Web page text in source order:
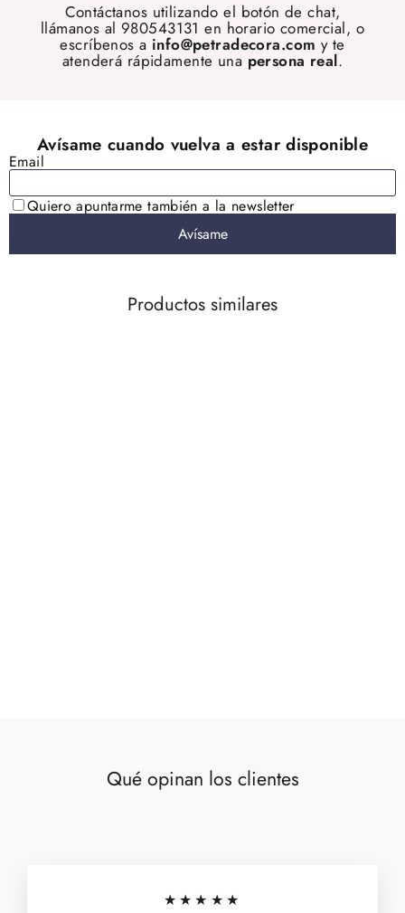
Contáctanos utilizando el botón de chat,
llámanos al 980543131 en horario comercial, o
escríbenos a info@petradecora.com y te
atenderá rápidamente una persona real.
Productos similares
Qué opinan los clientes
★★★★★